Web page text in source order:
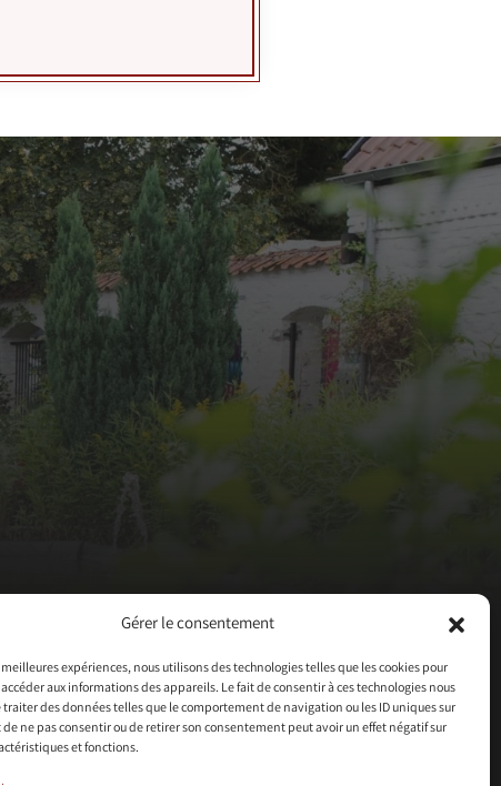
Gérer le consentement
meilleures expériences, nous utilisons des technologies telles que les cookies pour
aux informations des appareils. Le fait de consentir à ces technologies nous
des données telles que le comportement de navigation ou les ID uniques sur
de ne pas consentir ou de retirer son consentement peut avoir un effet négatif sur
et fonctions.